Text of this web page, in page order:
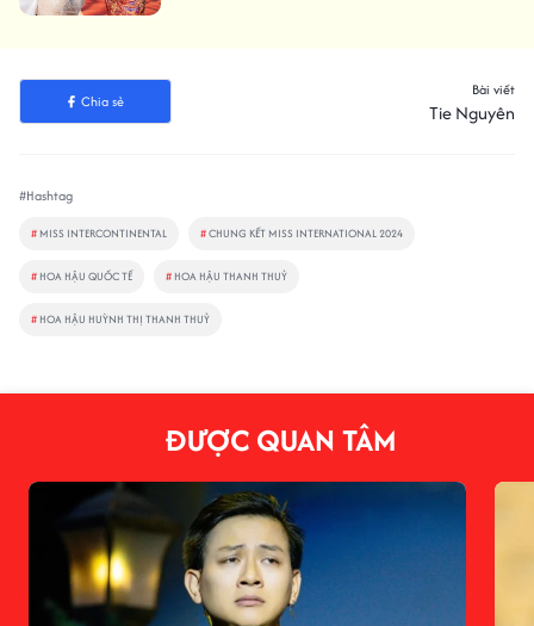
Chia sẻ
Bài viết
Tie Nguyên
#Hashtag
# MISS INTERCONTINENTAL #CHUNG KẾT MISS INTERNATIONAL 2024
# HOA HẬU QUỐC TẾ # HOA HẬU THANH THUỶ
# HOA HẬU HUỲNH THỊ THANH THUỶ
ĐƯỢC QUAN TÂM